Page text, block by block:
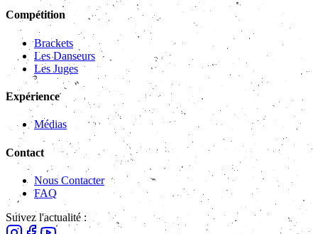
Compétition
Brackets
Les Danseurs
Les Juges
Expérience
Médias
Contact
Nous Contacter
FAQ
Suivez l'actualité :